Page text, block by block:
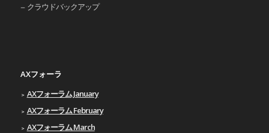
クラウドバックアップ
AXフォーラ
AXフォーラム January
AXフォーラム February
AXフォーラム March